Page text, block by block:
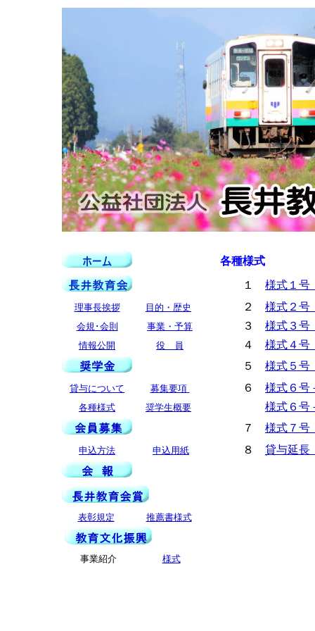
各種様式
１ 様式１
理事長挨拶 目的・歴史 ２ 様式２
会規･会則 事業・予算 ３ 様式３号
情報公開 役 員 ４ 様式４
５ 様式５
貸与について 募集要項 ６ 様式６
各種様式 奨学生概要
様式６
７ 様式７
申込方法 申込用紙 ８ 貸与延長
表彰規定 推薦書様式
事業紹介 様式